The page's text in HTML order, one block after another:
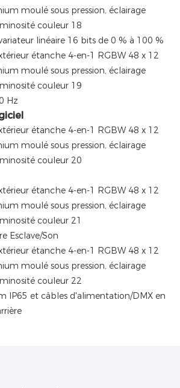
linéaire 16 bits de 0 % à 100 %
Hz
Esclave/Son
IP65 et câbles d'alimentation/DMX en